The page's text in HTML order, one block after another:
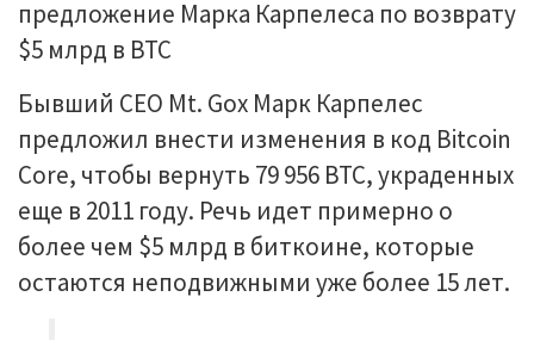
Бывший CEO Mt. Gox Марк Карпелес
предложил внести изменения в код Bitcoin
Core, чтобы вернуть 79 956 BTC, украденных
еще в 2011 году. Речь идет примерно о
более чем $5 млрд в биткоине, которые
остаются неподвижными уже более 15 лет.